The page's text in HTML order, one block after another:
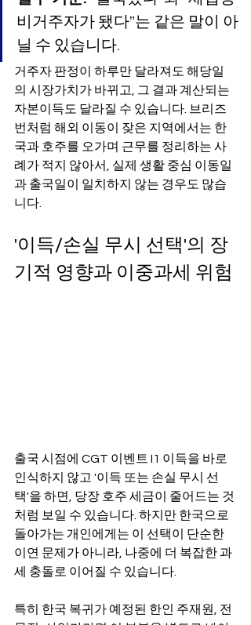
비거주자가 됐다”는 같은 말이 아
닐 수 있습니다.
거주자 판정이 하루만 달라져도 해당일
의 시장가치가 바뀌고, 그 결과 계산되는
자본이득도 달라질 수 있습니다. 브리즈
번처럼 해외 이동이 잦은 지역에서는 한
국과 호주를 오가며 근무를 정리하는 사
례가 적지 않아서, 실제 생활 중심 이동일
과 출국일이 일치하지 않는 경우도 많습
니다.
'이득/손실 무시 선택'의 장
기적 영향과 이중과세 위험
출국 시점에 CGT 이벤트 I1 이득을 바로
인식하지 않고 '이득 또는 손실 무시 선
택'을 하면, 당장 호주 세금이 줄어드는 것
처럼 보일 수 있습니다. 하지만 한국으로
돌아가는 개인에게는 이 선택이 단순한
이연 문제가 아니라, 나중에 더 복잡한 과
세 충돌로 이어질 수 있습니다.
특히 한국 복귀가 예정된 한인 주재원, 전